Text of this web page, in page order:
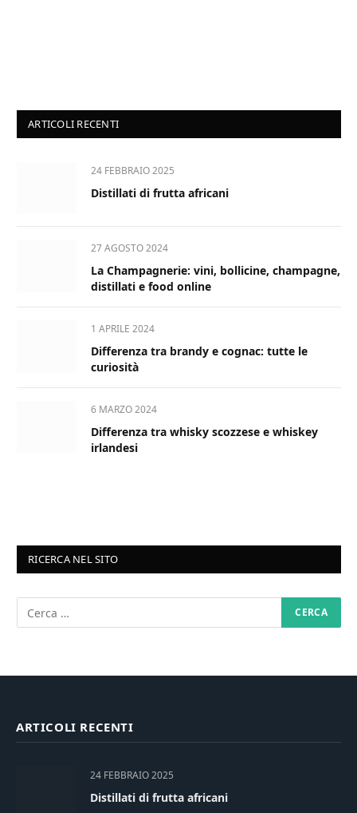
ARTICOLI RECENTI
24 FEBBRAIO 2025
Distillati di frutta africani
27 AGOSTO 2024
La Champagnerie: vini, bollicine, champagne,
distillati e food online
1 APRILE 2024
Differenza tra brandy e cognac: tutte le
curiosità
6 MARZO 2024
Differenza tra whisky scozzese e whiskey
irlandesi
RICERCA NEL SITO
ARTICOLI RECENTI
24 FEBBRAIO 2025
Distillati di frutta africani